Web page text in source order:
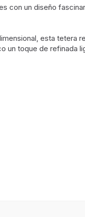
con un diseño
esta tetera
un toque de refinada